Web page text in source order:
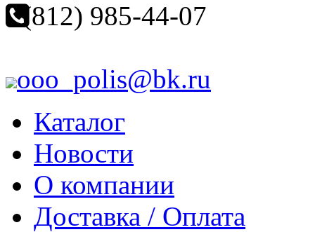
(812) 985-44-07
ooo_polis@bk.ru
Каталог
Новости
О компании
Доставка / Оплата